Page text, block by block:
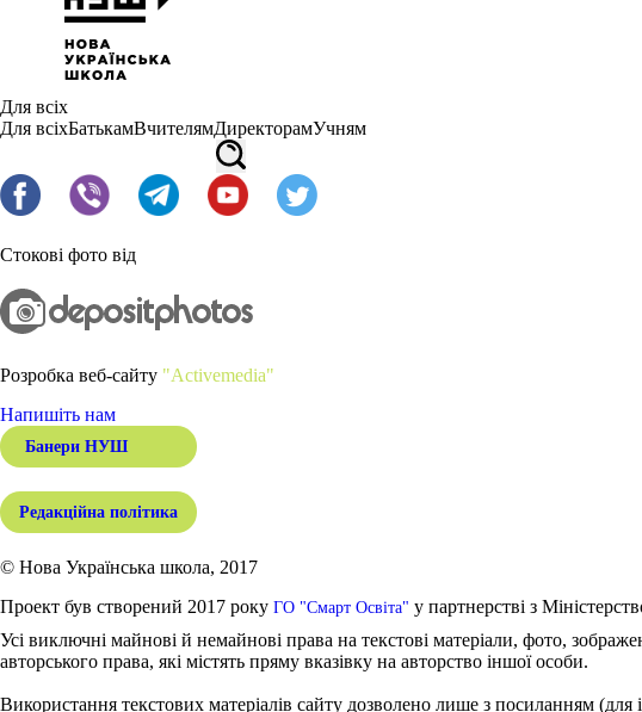
Для всіх
Для всіхБатькамВчителямДиректорамУчням
Стокові фото від
Розробка веб-сайту "Activemedia"
Напишіть нам
Банери НУШ
Редакційна політика
© Нова Українська школа, 2017
Проект був створений 2017 року ГО "Смарт Освіта" у партнерстві з
Усі виключні майнові й немайнові права на текстові матеріали, фото,
авторського права, які містять пряму вказівку на авторство іншої особи.
Використання текстових матеріалів сайту дозволено лише з посиланням